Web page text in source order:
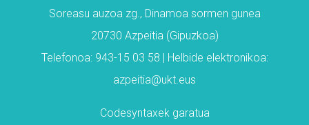
Soreasu auzoa zg., Dinamoa sormen gunea
20730 Azpeitia (Gipuzkoa)
Telefonoa: 943-15 03 58 | Helbide elektronikoa:
azpeitia@ukt.eus
Codesyntaxek garatua